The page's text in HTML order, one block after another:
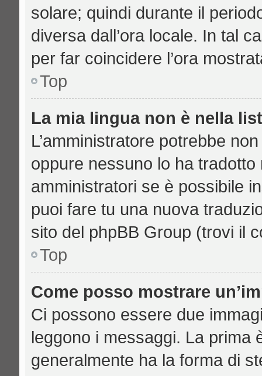
solare; quindi durante il
diversa dall’ora locale. In tal
per far coincidere l’ora
Top
La mia lingua non è nella
L’amministratore potrebbe
oppure nessuno lo ha
amministratori se è possibile
puoi fare tu una nuova
sito del phpBB Group (trovi il
Top
Come posso mostrare
Ci possono essere due
leggono i messaggi. La prima
generalmente ha la forma di